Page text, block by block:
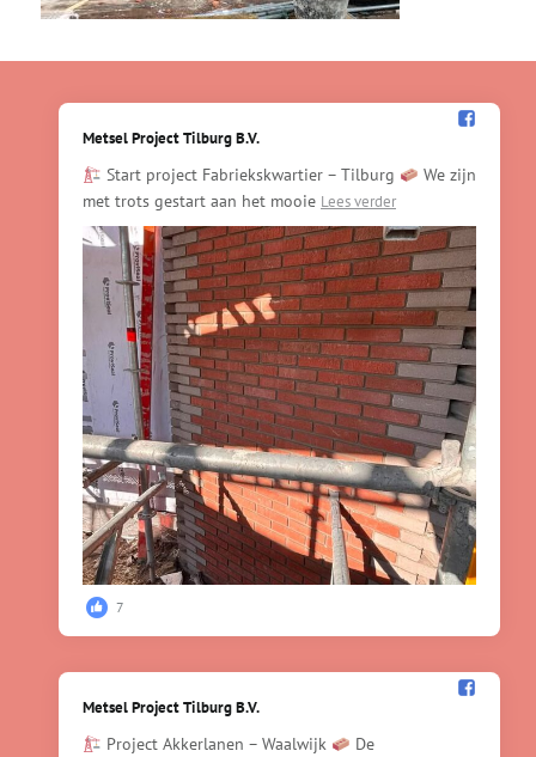
Metsel Project Tilburg B.V.️
Start project Fabriekskwartier – Tilburg
We zijn
met trots gestart aan het mooie Lees verder
7
Metsel Project Tilburg B.V.️
Project Akkerlanen – Waalwijk
De